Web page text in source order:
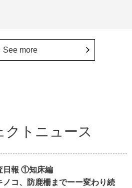
See more
クトニュース
日報 ①知床編
コ、防鹿柵までーー変わり続